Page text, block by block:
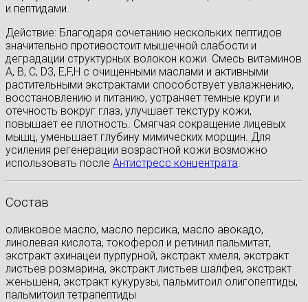
и пептидами.
Действие: Благодаря сочетанию нескольких пептидов
значительно противостоит мышечной слабости и
деградации структурных волокон кожи. Смесь витаминов
А, В, С, D3, E,F,H с очищенными маслами и активными
растительными экстрактами способствует увлажнению,
восстановлению и питанию, устраняет темные круги и
отечность вокруг глаз, улучшает текстуру кожи,
повышает ее плотность. Смягчая сокращение лицевых
мышц, уменьшает глубину мимических морщин. Для
усиления регенерации возрастной кожи возможно
использовать после Антистресс концентрата.
Состав
оливковое масло, масло персика, масло авокадо,
линолевая кислота, токоферол и ретинил пальмитат,
экстракт эхинацеи пурпурной, экстракт хмеля, экстракт
листьев розмарина, экстракт листьев шалфея, экстракт
женьшеня, экстракт кукурузы, пальмитоил олигопептиды,
пальмитоил тетрапептиды